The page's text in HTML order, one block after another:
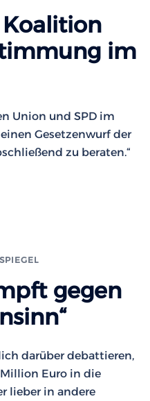
Koalition
im
Union und SPD im
Gesetzenwurf der
zu beraten.“
gegen
darüber debattieren,
Euro in die
lieber in andere